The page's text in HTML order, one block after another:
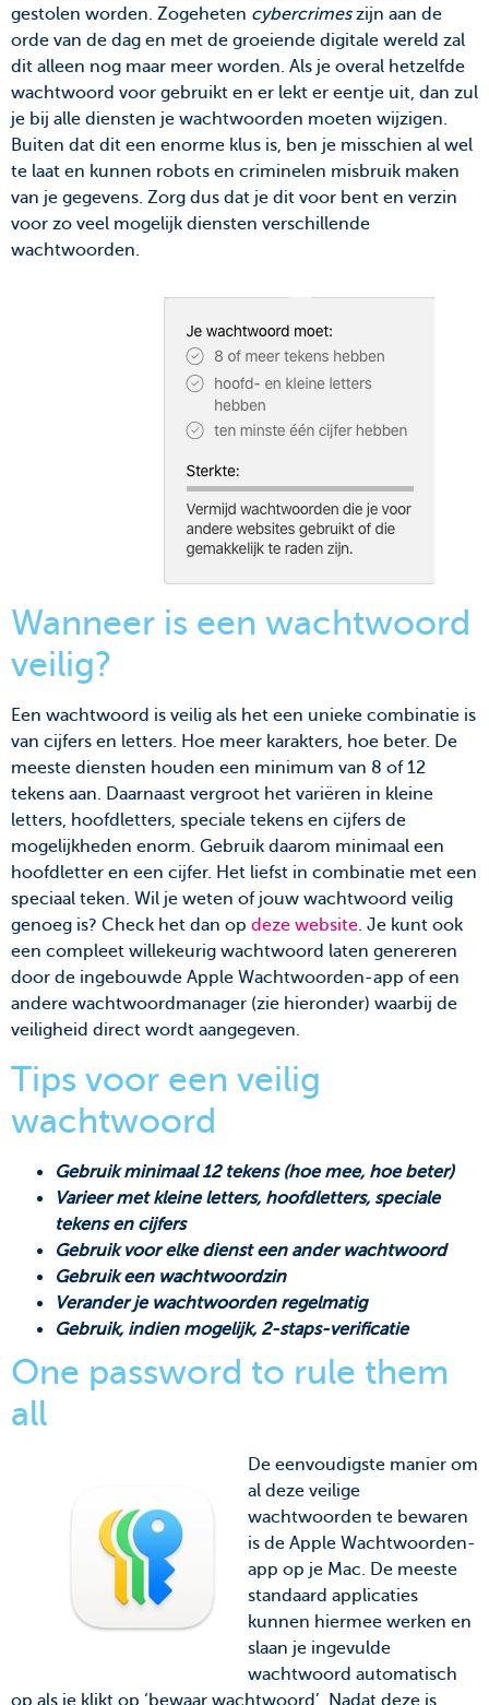
gestolen worden. Zogeheten cybercrimeszijn aan de
orde van de dag en met de groeiende digitale wereld zal
dit alleen nog maar meer worden. Als je overal hetzelfde
wachtwoord voor gebruikt en er lekt er eentje uit, dan zul
je bij alle diensten je wachtwoorden moeten wijzigen.
Buiten dat dit een enorme klus is, ben je misschien al wel
te laat en kunnen robots en criminelen misbruik maken
van je gegevens. Zorg dus dat je dit voor bent en verzin
voor zo veel mogelijk diensten verschillende
wachtwoorden.
Wanneer is een wachtwoord
veilig?
Een wachtwoord is veilig als het een unieke combinatie is
van cijfers en letters. Hoe meer karakters, hoe beter. De
meeste diensten houden een minimum van 8 of 12
tekens aan. Daarnaast vergroot het variëren in kleine
letters, hoofdletters, speciale tekens en cijfers de
mogelijkheden enorm. Gebruik daarom minimaal een
hoofdletter en een cijfer. Het liefst in combinatie met een
speciaal teken. Wil je weten of jouw wachtwoord veilig
genoeg is? Check het dan op deze website . Je kunt ook
een compleet willekeurig wachtwoord laten genereren
door de ingebouwde Apple Wachtwoorden-app of een
andere wachtwoordmanager (zie hieronder) waarbij de
veiligheid direct wordt aangegeven.
Tips voor een veilig
wachtwoord
Gebruik minimaal 12 tekens (hoe mee, hoe beter)
Varieer met kleine letters, hoofdletters, speciale
tekens en cijfers
Gebruik voor elke dienst een ander wachtwoord
Gebruik een wachtwoordzin
Verander je wachtwoorden regelmatig
Gebruik, indien mogelijk, 2-staps-verificatie
One password to rule them
all
De eenvoudigste manier om
al deze veilige
wachtwoorden te bewaren
is de Apple Wachtwoorden-
app op je Mac. De meeste
standaard applicaties
kunnen hiermee werken en
slaan je ingevulde
wachtwoord automatisch
op als je klikt op ‘bewaar wachtwoord’. Nadat deze is